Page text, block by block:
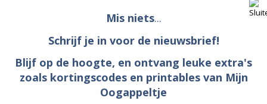
Mis niets...
Schrijf je in voor de nieuwsbrief!
Blijf op de hoogte, en ontvang leuke extra's
zoals kortingscodes en printables van Mijn
Oogappeltje